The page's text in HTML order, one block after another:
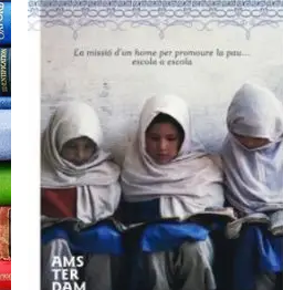
Oliver
Relin,
Greg
Mortensen